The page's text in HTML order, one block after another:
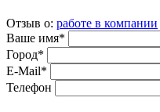
Отзыв о: работе в компании
Ваше имя*
Город*
E-Mail*
Телефон